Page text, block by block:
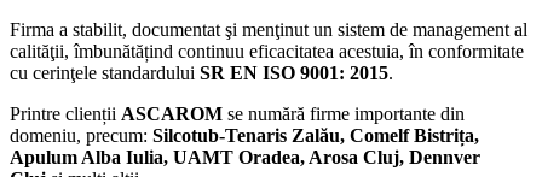
Firma a stabilit, documentat şi menţinut un sistem de management al
calităţii, îmbunătățind continuu eficacitatea acestuia, în conformitate
cu cerinţele standardului SR EN ISO 9001: 2015.
Printre clienții ASCAROM se numără firme importante din
domeniu, precum: Silcotub-Tenaris Zalău, Comelf Bistrița,
Apulum Alba Iulia, UAMT Oradea, Arosa Cluj, Dennver